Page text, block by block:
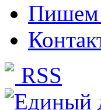
Пишем
RSS